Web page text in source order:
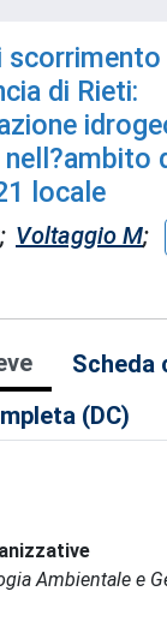
di Rieti:
nell?ambito
locale
; Voltaggio M;
Scheda
(DC)
Ambientale e